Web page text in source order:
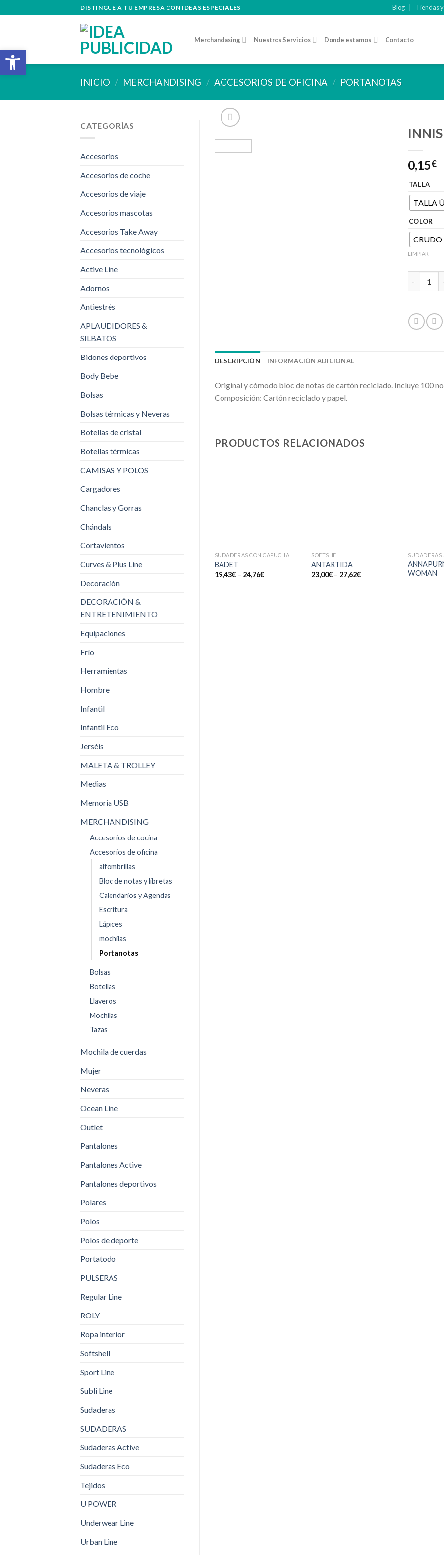
to
DISTINGUE A TU EMPRESA CON IDEAS ESPECIALES Blog Tiendas
Merchandasing Nuestros Servicios Donde estamos Contacto
INICIO / MERCHANDISING / ACCESORIOS DE OFICINA / PORTANOTAS
CATEGORÍAS
Accesorios
Accesorios de coche
Accesorios de viaje
Accesorios mascotas
Accesorios Take Away
Accesorios tecnológicos
Active Line
Adornos
Antiestrés
APLAUDIDORES &
SILBATOS
Bidones deportivos
Body Bebe
Bolsas
Bolsas térmicas y Neveras
Botellas de cristal
Botellas térmicas
CAMISAS Y POLOS
Cargadores
Chanclas y Gorras
Chándals
Cortavientos
Curves & Plus Line
Decoración
DECORACIÓN &
ENTRETENIMIENTO
Equipaciones
Frío
Herramientas
Hombre
Infantil
Infantil Eco
Jerséis
MALETA & TROLLEY
Medias
Memoria USB
MERCHANDISING
Accesorios de cocina
Accesorios de oficina
alfombrillas
Bloc de notas y libretas
Calendarios y Agendas
Escritura
Lápices
mochilas
Portanotas
Bolsas
Botellas
Llaveros
Mochilas
Tazas
Mochila de cuerdas
Mujer
Neveras
Ocean Line
Outlet
Pantalones
Pantalones Active
Pantalones deportivos
Polares
Polos
Polos de deporte
Portatodo
PULSERAS
Regular Line
ROLY
Ropa interior
Softshell
Sport Line
Subli Line
Sudaderas
SUDADERAS
Sudaderas Active
Sudaderas Eco
Tejidos
U POWER
Underwear Line
Urban Line
INNIS
0,15€
TALLA
TALLA
COLOR
CRUDO
LIMPIAR
DESCRIPCIÓN INFORMACIÓN ADICIONAL
Original y cómodo bloc de notas de cartón reciclado. Incluye 100
Composición: Cartón reciclado y papel.
PRODUCTOS RELACIONADOS
SUDADERAS CON CAPUCHA
BADET
19,43€– 24,76€
SOFTSHELL
ANTARTIDA
23,00€ – 27,62€
WOMAN
Abrir barra de herramientas